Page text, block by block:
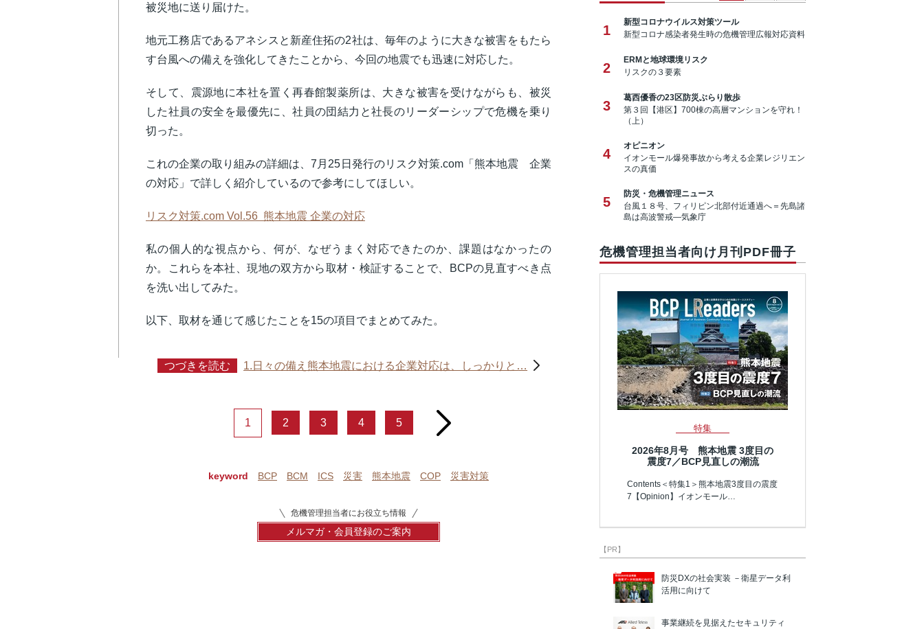
被災地に送り届けた。
地元工務店であるアネシスと新産住拓の2社は、毎年のように大きな被害をもたら
す台風への備えを強化してきたことから、今回の地震でも迅速に対応した。
そして、震源地に本社を置く再春館製薬所は、大きな被害を受けながらも、被災
した社員の安全を最優先に、社員の団結力と社長のリーダーシップで危機を乗り
切った。
これの企業の取り組みの詳細は、7月25日発行のリスク対策.com「熊本地震 企業
の対応」で詳しく紹介しているので参考にしてほしい。
リスク対策.com Vol.56 熊本地震 企業の対応
私の個人的な視点から、何が、なぜうまく対応できたのか、課題はなかったの
か。これらを本社、現地の双方から取材・検証することで、BCPの見直すべき点
を洗い出してみた。
以下、取材を通じて感じたことを15の項目でまとめてみた。
つづきを読む 1.日々の備え熊本地震における企業対応は、しっかりと…
1 2 3 4 5 next
keyword BCP BCM ICS 災害 熊本地震 COP 災害対策
危機管理担当者にお役立ち情報
メルマガ・会員登録のご案内
1
新型コロナウイルス対策ツール
新型コロナ感染者発生時の危機管理広報対応資料
2
ERMと地球環境リスク
リスクの３要素
3
葛西優香の23区防災ぶらり散歩
第３回【港区】700棟の高層マンションを守れ！
（上）
4
オピニオン
イオンモール爆発事故から考える企業レジリエン
スの真価
5
防災・危機管理ニュース
台風１８号、フィリピン北部付近通過へ＝先島諸
島は高波警戒―気象庁
危機管理担当者向け月刊PDF冊子
特集
2026年8月号 熊本地震 3度目の
震度7／BCP見直しの潮流
Contents＜特集1＞熊本地震3度目の震度
7【Opinion】イオンモール…
【PR】
防災DXの社会実装 －衛星データ利
活用に向けて
事業継続を見据えたセキュリティ